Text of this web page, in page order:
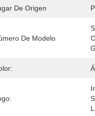
De Origen
De Modelo